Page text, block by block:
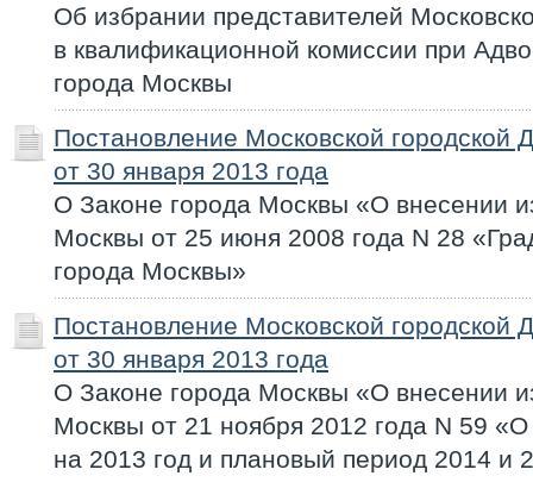
Об избрании представителей
в квалификационной комиссии при
города Москвы
Постановление Московской
от 30 января 2013 года
О Законе города Москвы «О внесении
Москвы от 25 июня 2008 года N 28
города Москвы»
Постановление Московской
от 30 января 2013 года
О Законе города Москвы «О внесении
Москвы от 21 ноября 2012 года N 59
на 2013 год и плановый период 2014 и